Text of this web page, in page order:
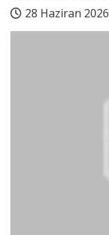
28 Haziran 2026